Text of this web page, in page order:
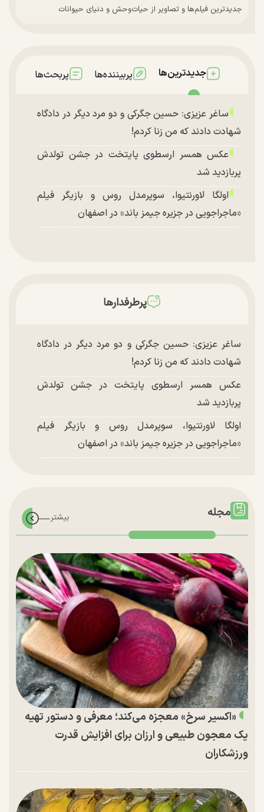
جدیدترین فیلم‌ها و تصاویر از حیات‌وحش و دنیای حیوانات
جدیدترین‌ها پربیننده‌ها پربحث‌ها
ساغر عزیزی: حسین جگرکی و دو مرد دیگر در دادگاه
شهادت دادند که من زنا کردم!
عکس همسر ارسطوی پایتخت در جشن تولدش
پربازدید شد
اولگا لاورنتیوا، سوپرمدل روس و بازیگر فیلم
«ماجراجویی در جزیره جیمز باند» در اصفهان
پرطرفدارها
ساغر عزیزی: حسین جگرکی و دو مرد دیگر در دادگاه
شهادت دادند که من زنا کردم!
عکس همسر ارسطوی پایتخت در جشن تولدش
پربازدید شد
اولگا لاورنتیوا، سوپرمدل روس و بازیگر فیلم
«ماجراجویی در جزیره جیمز باند» در اصفهان
مجله
«اکسیر سرخ» معجزه می‌کند؛ معرفی و دستور تهیه
یک معجون طبیعی و ارزان برای افزایش قدرت
ورزشکاران